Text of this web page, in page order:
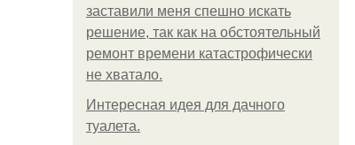
заставили меня спешно искать
решение, так как на обстоятельный
ремонт времени катастрофически
не хватало.
Интересная идея для дачного
туалета.